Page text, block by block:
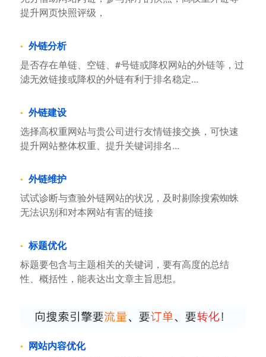
提升网页快照评级，
外链分析
是否存在单链、空链、#号链或降权网站的外链等，过
滤无效链接或降权的外链有利于排名稳定...
外链建设
选择高权重网站与贵公司进行友情链接交换，可快速
提升网站整体权重、提升关键词排名...
外链维护
试试诊断与查验外链网站的状况，及时剔除搜索蜘蛛
无法识别和对本网站有害的链接
标题优化
标题要包含与主题相关的关键词，要有高度的总结
性、概括性，能表达出文章主旨思想。
网站内容优化